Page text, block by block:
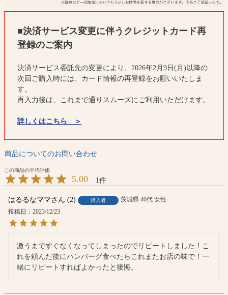
■決済サービス変更に伴うクレジットカード再
登録のご案内
決済サービス委託先の変更により、2026年2月9日(月)以降の
次回ご購入時には、カード情報の再登録をお願いいたしま
す。
再入力後は、これまで通りスムーズにご利用いただけます。
詳しくはこちら ＞
商品についてのお問い合わせ
5.00 1
はるるなママ 2 購入者 茨城県 40代 女性
投稿日
2023/12/23
激うまですぐなくなってしまったのでリピートしました！こ
れを頼んだ後にハンバーグ食べたらこれまたお店の味で！一
緒にリピートすればよかったと後悔。